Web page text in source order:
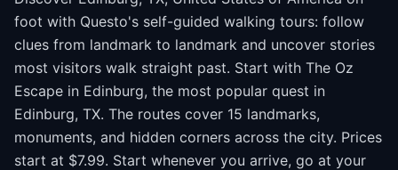
foot with Questo's self-guided walking tours: follow
clues from landmark to landmark and uncover stories
most visitors walk straight past. Start with The Oz
Escape in Edinburg, the most popular quest in
Edinburg, TX. The routes cover 15 landmarks,
monuments, and hidden corners across the city. Prices
start at $7.99. Start whenever you arrive, go at your